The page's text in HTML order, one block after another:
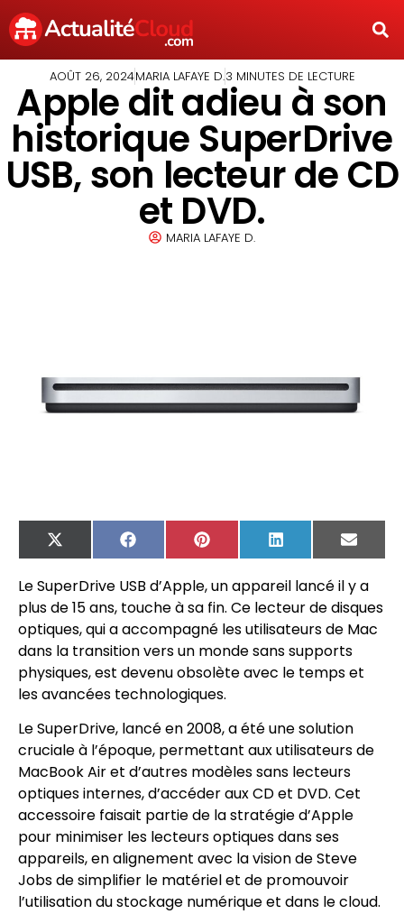
AOÛT 26, 2024MARIA LAFAYE D.3 MINUTES DE LECTURE
Apple dit adieu à son
historique SuperDrive
USB, son lecteur de CD
et DVD.
MARIA LAFAYE D.
X
(Twitter)
FacebookPinterest LinkedIn
Email
Le SuperDrive USB d’Apple, un appareil lancé il y a
plus de 15 ans, touche à sa fin. Ce lecteur de disques
optiques, qui a accompagné les utilisateurs de Mac
dans la transition vers un monde sans supports
physiques, est devenu obsolète avec le temps et
les avancées technologiques.
Le SuperDrive, lancé en 2008, a été une solution
cruciale à l’époque, permettant aux utilisateurs de
MacBook Air et d’autres modèles sans lecteurs
optiques internes, d’accéder aux CD et DVD. Cet
accessoire faisait partie de la stratégie d’Apple
pour minimiser les lecteurs optiques dans ses
appareils, en alignement avec la vision de Steve
Jobs de simplifier le matériel et de promouvoir
l’utilisation du stockage numérique et dans le cloud.